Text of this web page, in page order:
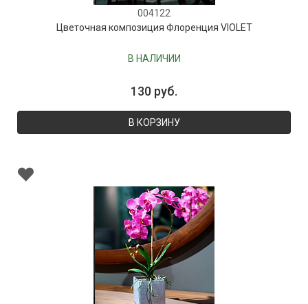
004122
Цветочная композиция Флоренция VIOLET
В НАЛИЧИИ
130 руб.
В КОРЗИНУ